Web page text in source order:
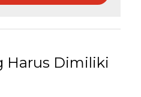
Harus Dimiliki